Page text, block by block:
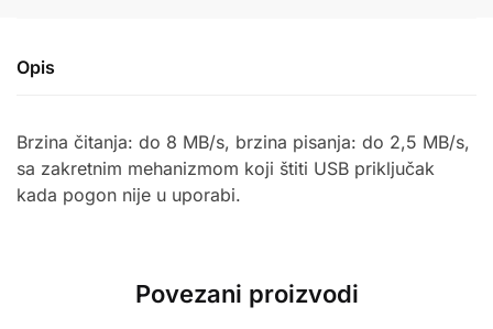
Opis
Brzina čitanja: do 8 MB/s, brzina pisanja: do 2,5 MB/s,
sa zakretnim mehanizmom koji štiti USB priključak
kada pogon nije u uporabi.
Povezani proizvodi